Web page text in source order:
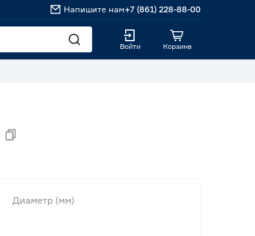
Напишите нам+7 (861) 228-88-00
Войти Корзина
Диаметр (мм)